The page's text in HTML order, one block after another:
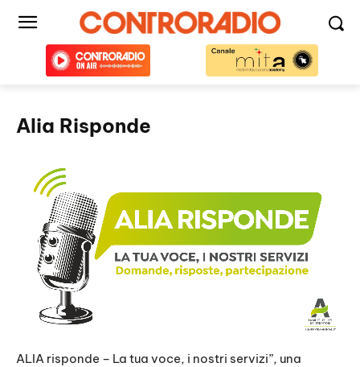
Alia Risponde
ALIA risponde – La tua voce, i nostri servizi”, una